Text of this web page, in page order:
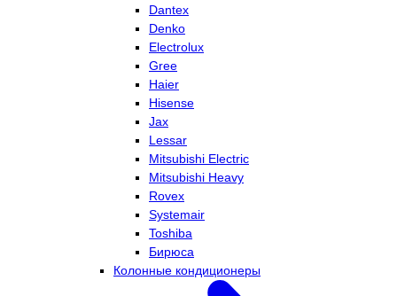
Dantex
Denko
Electrolux
Gree
Haier
Hisense
Jax
Lessar
Mitsubishi Electric
Mitsubishi Heavy
Rovex
Systemair
Toshiba
Бирюса
Колонные кондиционеры